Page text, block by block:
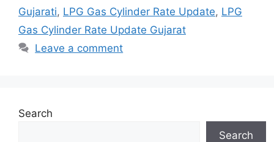
Gujarati, LPG Gas Cylinder Rate Update, LPG
Gas Cylinder Rate Update Gujarat
Leave a comment
Search
Search